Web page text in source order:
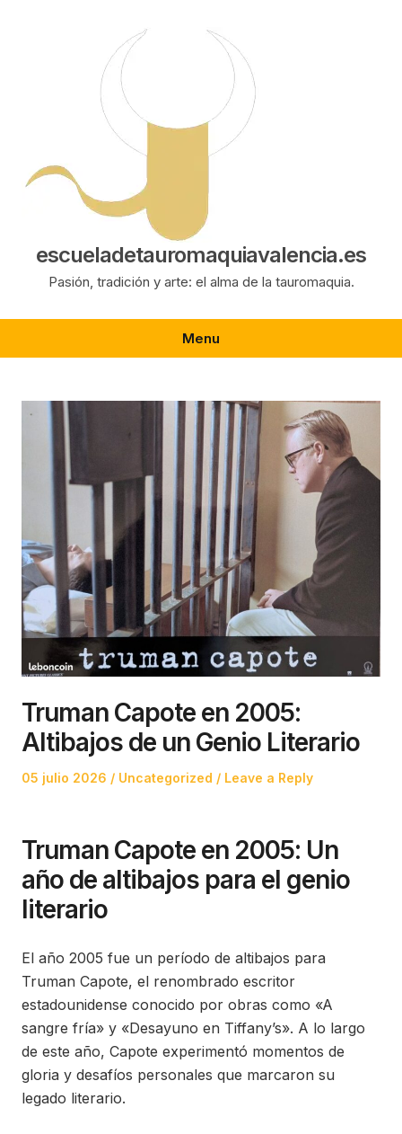
escueladetauromaquiavalencia.es
Pasión, tradición y arte: el alma de la tauromaquia.
Menu
Truman Capote en 2005:
Altibajos de un Genio Literario
Posted
05 julio 2026
Posted
Uncategorized Leave a Reply
Truman Capote en 2005: Un
año de altibajos para el genio
literario
El año 2005 fue un período de altibajos para
Truman Capote, el renombrado escritor
estadounidense conocido por obras como «A
sangre fría» y «Desayuno en Tiffany’s». A lo largo
de este año, Capote experimentó momentos de
gloria y desafíos personales que marcaron su
legado literario.